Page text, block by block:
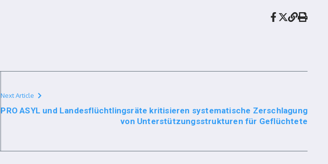
Next Article
PRO ASYL und Landesflüchtlingsräte kritisieren systematische Zerschlagung
von Unterstützungsstrukturen für Geflüchtete